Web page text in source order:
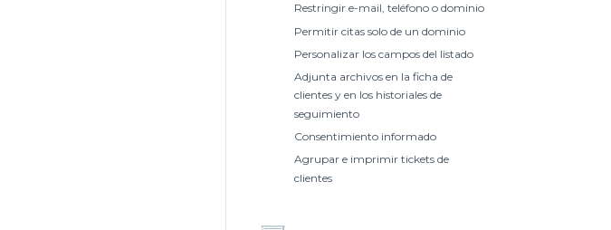
Restringir e-mail, teléfono o dominio
Permitir citas solo de un dominio
Personalizar los campos del listado
Adjunta archivos en la ficha de
clientes y en los historiales de
seguimiento
Consentimiento informado
Agrupar e imprimir tickets de
clientes